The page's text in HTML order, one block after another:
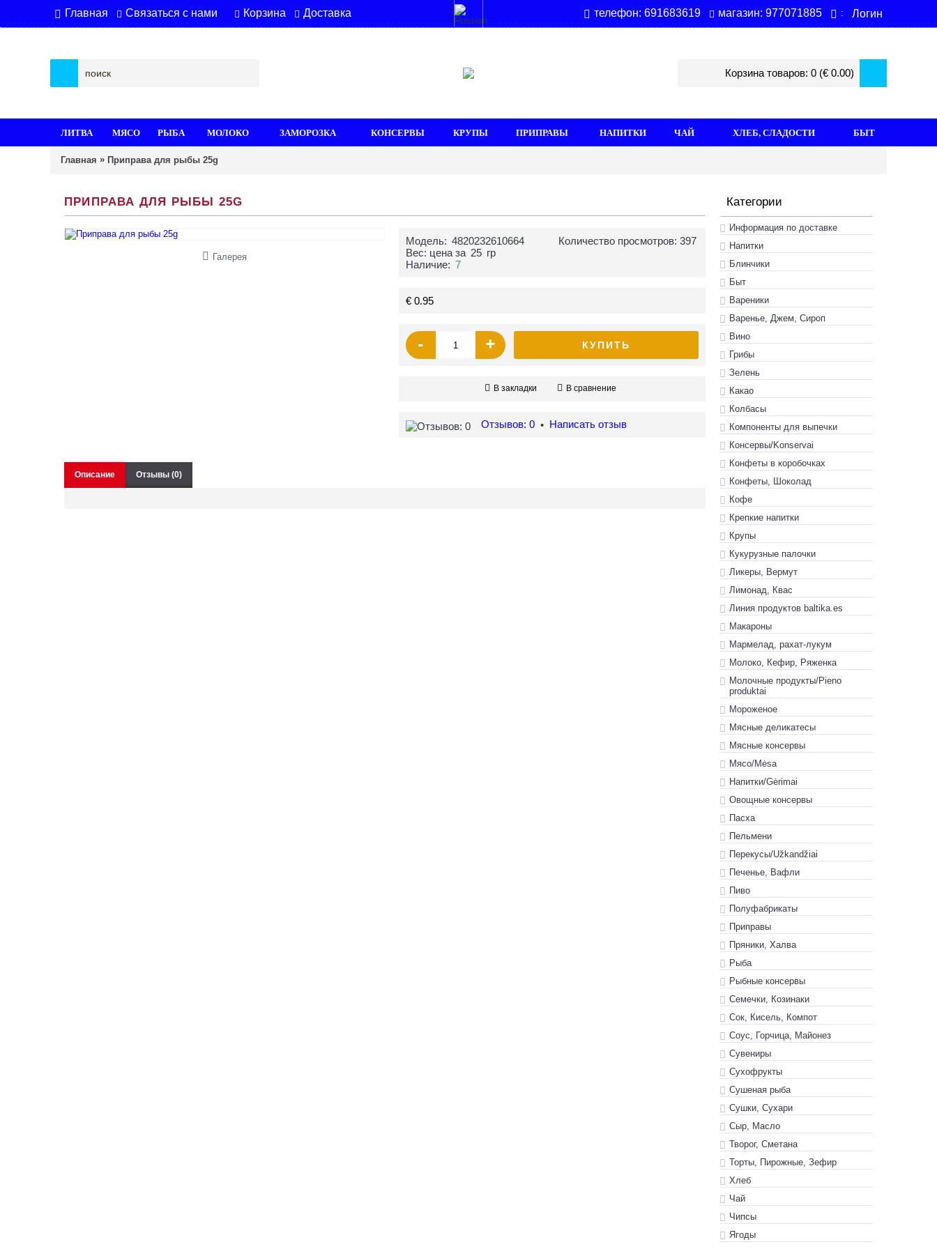
Главная Связаться с нами Корзина Доставка телефон: 691683619 магазин: 977071885 : Логин
Корзина товаров: 0 (€ 0.00)
ЛИТВА МЯСО РЫБА МОЛОКО ЗАМОРОЗКА КОНСЕРВЫ КРУПЫ ПРИПРАВЫ НАПИТКИ ЧАЙ ХЛЕБ, СЛАДОСТИ БЫТ
Главная » Приправа для рыбы 25g
Категории
Информация по доставке
Hапитки
Блинчики
Быт
Вареники
Варенье, Джем, Сироп
Вино
Грибы
Зелень
Какао
Колбасы
Компоненты для выпечки
Консервы/Konservai
Конфеты в кoробочках
Конфеты, Шоколад
Кофе
Крепкие напитки
Крупы
Кукурузные палочки
Ликеры, Вермут
Лимонад, Квас
Линия продуктов baltika.es
Макароны
Мармелад, рахат-лукум
Молоко, Кефир, Ряженка
Молочные продукты/Pieno
produktai
Мороженое
Мясные деликатесы
Мясные консервы
Мясо/Mėsa
Напитки/Gėrimai
Овощные консервы
Пасха
Пельмени
Перекусы/Užkandžiai
Печенье, Вафли
Пиво
Полуфабрикаты
Приправы
Пряники, Халва
Рыба
Рыбные консервы
Семечки, Козинаки
Сок, Кисель, Компот
Соус, Горчица, Майонез
Сувениры
Сухофрукты
Сушеная рыба
Сушки, Сухари
Сыр, Масло
Творог, Сметана
Торты, Пирожные, Зефир
Хлеб
Чай
Чипсы
Ягоды
ПРИПРАВА ДЛЯ РЫБЫ 25G
Галерея
Количество просмотров: 397
Модель: 4820232610664
Вес: цена за 25 гр
Наличие: 7
€ 0.95
- + КУПИТЬ
В закладки В сравнение
Отзывов: 0 • Написать отзыв
Описание Отзывы (0)